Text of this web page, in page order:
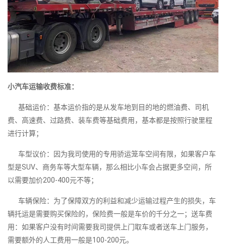
小汽车运输收费标准：
基础运价：基本运价指的是从发车地到目的地的燃油费、司机
费、高速费、过路费、装车费等基础费用，基本都是按照行驶里程
进行计算；
车型议价：因为我司使用的专用骄运笼车空间有限，如果客户车
型是SUV、商务车等大型车辆，那么相比小车会占据更多空间，所
以需要加价200-400元不等；
车辆保险：为了保障双方的利益和减少运输过程产生的损失，车
辆托运是需要购买保险的，保险费一般是车价的千分之一；送车费
用：如果客户没有时间需要我司提供上门取车或者送车上门服务，
需要额外的人工费用一般是100-200元。